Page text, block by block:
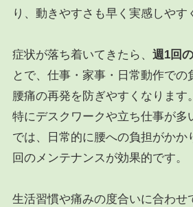
り、動きやすさも早く実感しやす
症状が落ち着いてきたら、 週1回
とで、仕事・家事・日常動作での
腰痛の再発を防ぎやすくなります。
特にデスクワークや立ち仕事が多
では、日常的に腰への負担がかか
回のメンテナンスが効果的です。
生活習慣や痛みの度合いに合わせ